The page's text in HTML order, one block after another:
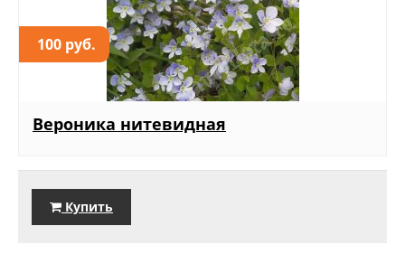
100 руб.
Вероника нитевидная
Купить